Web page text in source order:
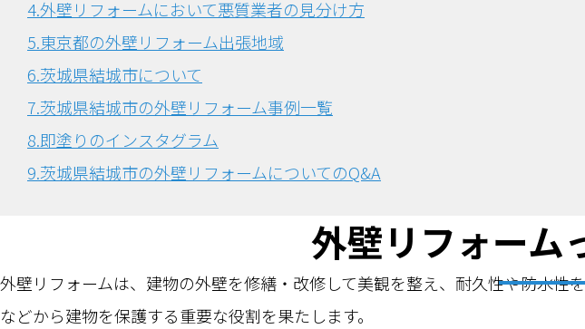
4.外壁リフォームにおいて悪質業者の見分け方
5.東京都の外壁リフォーム出張地域
6.茨城県結城市について
7.茨城県結城市の外壁リフォーム事例一覧
8.即塗りのインスタグラム
9.茨城県結城市の外壁リフォームについてのQ&A
外壁リフォーム
外壁リフォームは、建物の外壁を修繕・改修して美観を整え、耐久性や防水
などから建物を保護する重要な役割を果たします。